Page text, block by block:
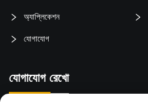
অ্যাপ্লিকেশন
যোগাযোগ
যোগাযোগ রেখো